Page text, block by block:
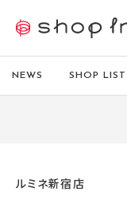
NEWS SHOP LIST
ルミネ新宿店